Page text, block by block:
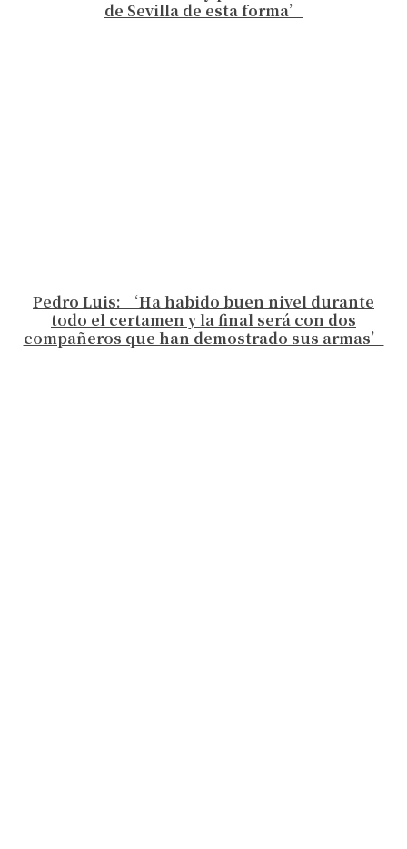
de Sevilla de esta forma’
Pedro Luis: ‘Ha habido buen nivel durante
todo el certamen y la final será con dos
compañeros que han demostrado sus armas’